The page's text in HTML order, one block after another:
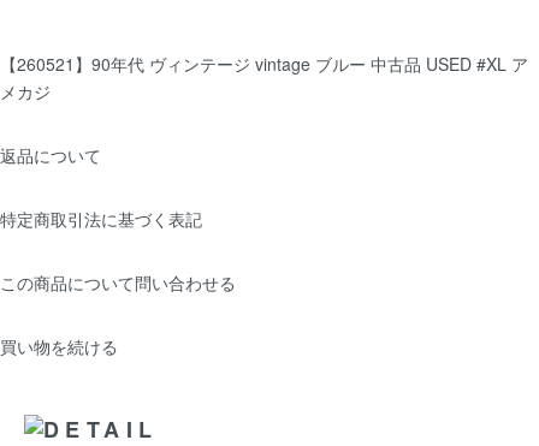
【260521】90年代 ヴィンテージ vintage ブルー 中古品 USED #XL ア
メカジ
返品について
特定商取引法に基づく表記
この商品について問い合わせる
買い物を続ける